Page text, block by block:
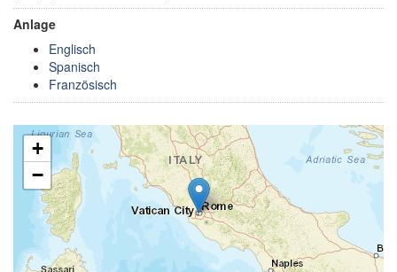
Anlage
Englisch
Spanisch
Französisch
+
−